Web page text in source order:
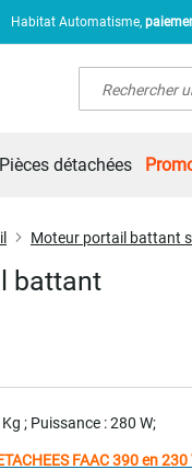
Habitat Automatisme,
Pièces détachées
Moteur portail battant
battant
; Puissance : 280 W;
FAAC 390 en 230